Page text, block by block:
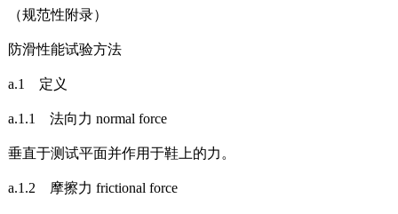
（规范性附录）
防滑性能试验方法
a.1 定义
a.1.1 法向力 normal force
垂直于测试平面并作用于鞋上的力。
a.1.2 摩擦力 frictional force